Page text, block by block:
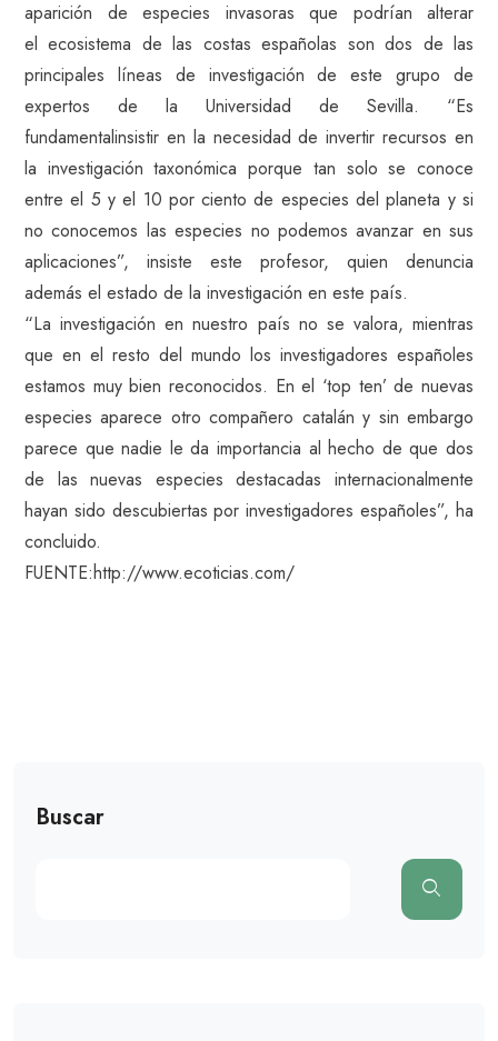
aparición de especies invasoras que podrían alterar
el ecosistema de las costas españolas son dos de las
principales líneas de investigación de este grupo de
expertos de la Universidad de Sevilla. “Es
fundamentalinsistir en la necesidad de invertir recursos en
la investigación taxonómica porque tan solo se conoce
entre el 5 y el 10 por ciento de especies del planeta y si
no conocemos las especies no podemos avanzar en sus
aplicaciones”, insiste este profesor, quien denuncia
además el estado de la investigación en este país.
“La investigación en nuestro país no se valora, mientras
que en el resto del mundo los investigadores españoles
estamos muy bien reconocidos. En el ‘top ten’ de nuevas
especies aparece otro compañero catalán y sin embargo
parece que nadie le da importancia al hecho de que dos
de las nuevas especies destacadas internacionalmente
hayan sido descubiertas por investigadores españoles”, ha
concluido.
FUENTE:http://www.ecoticias.com/
Buscar